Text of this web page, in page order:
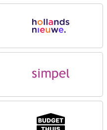
Deze chipset levert
zoals appen, streamen en
ondersteuning download je
interface die prettig
je eenvoudig je favoriete
maakt scherpe